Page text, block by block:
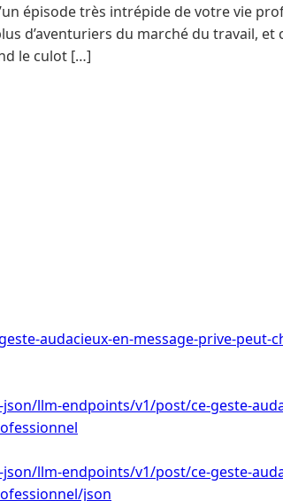
épisode très intrépide de votre vie
d’aventuriers du marché du travail, et
le culot […]
audacieux-en-message-prive-peut-
llm-endpoints/v1/post/ce-geste-
llm-endpoints/v1/post/ce-geste-
json